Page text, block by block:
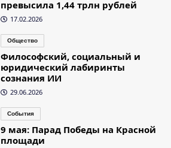
превысила 1,44 трлн рублей
17.02.2026
Общество
Философский, социальный и
юридический лабиринты
сознания ИИ
29.06.2026
События
9 мая: Парад Победы на Красной
площади